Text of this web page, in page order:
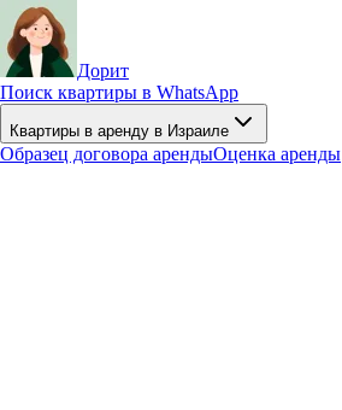
Дорит
Поиск квартиры в WhatsApp
Квартиры в аренду в Израиле
Образец договора арендыОценка аренды